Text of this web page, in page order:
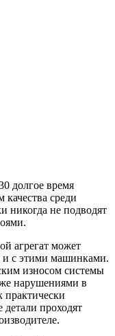
долгое время
качества среди
никогда не подводят
агрегат может
и с этими машинками.
износом системы
нарушениями в
практически
проходят